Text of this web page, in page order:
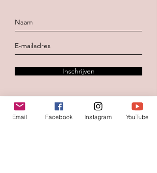
Inschrijven
Contacteer ons
Email Facebook Instagram YouTube